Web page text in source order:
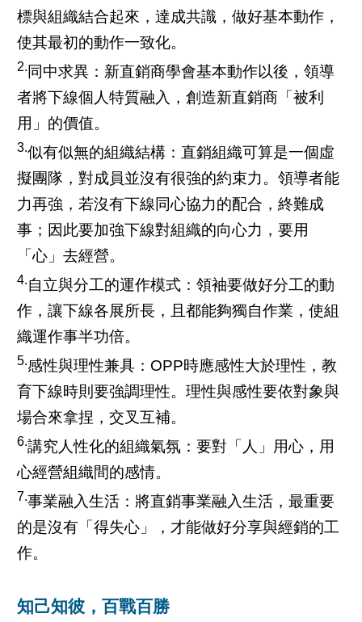
標與組織結合起來，達成共識，做好基本動作，
使其最初的動作一致化。
2.同中求異：新直銷商學會基本動作以後，領導
者將下線個人特質融入，創造新直銷商「被利
用」的價值。
3.似有似無的組織結構：直銷組織可算是一個虛
擬團隊，對成員並沒有很強的約束力。領導者能
力再強，若沒有下線同心協力的配合，終難成
事；因此要加強下線對組織的向心力，要用
「心」去經營。
4.自立與分工的運作模式：領袖要做好分工的動
作，讓下線各展所長，且都能夠獨自作業，使組
織運作事半功倍。
5.感性與理性兼具：OPP時應感性大於理性，教
育下線時則要強調理性。理性與感性要依對象與
場合來拿捏，交叉互補。
6.講究人性化的組織氣氛：要對「人」用心，用
心經營組織間的感情。
7.事業融入生活：將直銷事業融入生活，最重要
的是沒有「得失心」，才能做好分享與經銷的工
作。
知己知彼，百戰百勝